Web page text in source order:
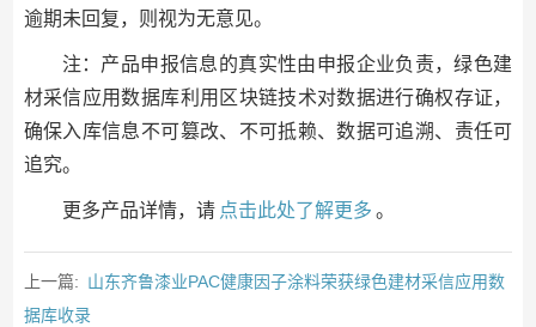
逾期未回复，则视为无意见。
注：产品申报信息的真实性由申报企业负责，绿色建
材采信应用数据库利用区块链技术对数据进行确权存证，
确保入库信息不可篡改、不可抵赖、数据可追溯、责任可
追究。
更多产品详情，请 点击此处了解更多 。
上一篇: 山东齐鲁漆业PAC健康因子涂料荣获绿色建材采信应用数
据库收录